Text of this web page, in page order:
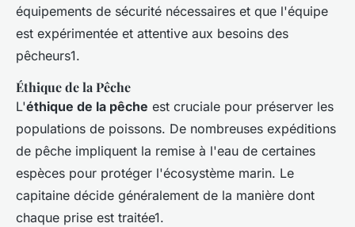
équipements de sécurité nécessaires et que l'équipe
est expérimentée et attentive aux besoins des
pêcheurs1.
Éthique de la Pêche
L'éthique de la pêche est cruciale pour préserver les
populations de poissons. De nombreuses expéditions
de pêche impliquent la remise à l'eau de certaines
espèces pour protéger l'écosystème marin. Le
capitaine décide généralement de la manière dont
chaque prise est traitée1.